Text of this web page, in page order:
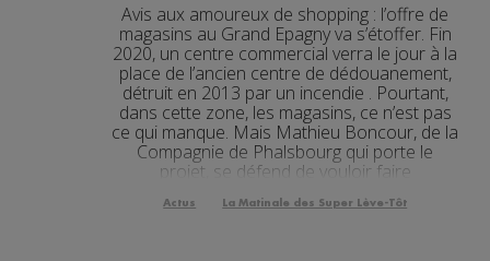
30.07.2026 Actualités
30.07.2026 Actualités
30.07.2026 Actualités
30.07.2026 Actualités
30.07.2026 Actualités
Avis aux amoureux de shopping : l’offre de
magasins au Grand Epagny va s’étoffer. Fin
2020, un centre commercial verra le jour à la
place de l’ancien centre de dédouanement,
détruit en 2013 par un incendie . Pourtant,
dans cette zone, les magasins, ce n’est pas
ce qui manque. Mais Mathieu Boncour, de la
Compagnie de Phalsbourg qui porte le
projet, se défend de vouloir faire
Actus La Matinale des Super Lève-Tôt